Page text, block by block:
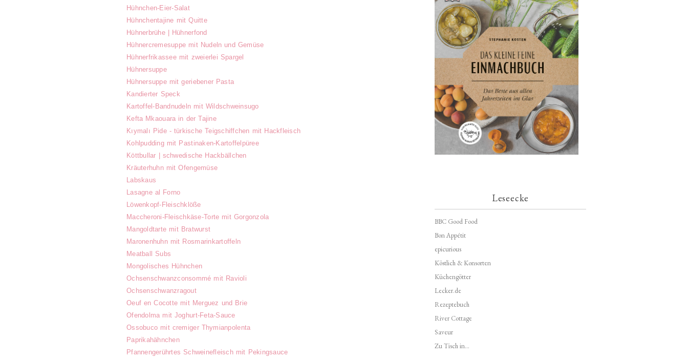
Hühnchen-Eier-Salat
Hühnchentajine mit Quitte
Hühnerbrühe | Hühnerfond
Hühnercremesuppe mit Nudeln und Gemüse
Hühnerfrikassee mit zweierlei Spargel
Hühnersuppe
Hühnersuppe mit geriebener Pasta
Kandierter Speck
Kartoffel-Bandnudeln mit Wildschweinsugo
Kefta Mkaouara in der Tajine
Kıymalı Pide - türkische Teigschiffchen mit Hackfleisch
Kohlpudding mit Pastinaken-Kartoffelpüree
Köttbullar | schwedische Hackbällchen
Kräuterhuhn mit Ofengemüse
Labskaus
Lasagne al Forno
Löwenkopf-Fleischklöße
Maccheroni-Fleischkäse-Torte mit Gorgonzola
Mangoldtarte mit Bratwurst
Maronenhuhn mit Rosmarinkartoffeln
Meatball Subs
Mongolisches Hühnchen
Ochsenschwanzconsommé mit Ravioli
Ochsenschwanzragout
Oeuf en Cocotte mit Merguez und Brie
Ofendolma mit Joghurt-Feta-Sauce
Ossobuco mit cremiger Thymianpolenta
Paprikahähnchen
Pfannengerührtes Schweinefleisch mit Pekingsauce
Leseecke
BBC Good Food
Bon Appétit
epicurious
Köstlich & Konsorten
Küchengötter
Lecker.de
Rezeptebuch
River Cottage
Saveur
Zu Tisch in...